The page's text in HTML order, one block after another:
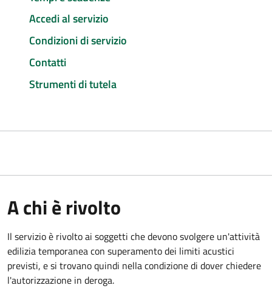
Accedi al servizio
Condizioni di servizio
Contatti
Strumenti di tutela
A chi è rivolto
Il servizio è rivolto ai soggetti che devono svolgere un'attività
edilizia temporanea con superamento dei limiti acustici
previsti, e si trovano quindi nella condizione di dover chiedere
l'autorizzazione in deroga.